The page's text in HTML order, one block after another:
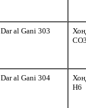
Dar al Gani 303
Dar al Gani 304
H6